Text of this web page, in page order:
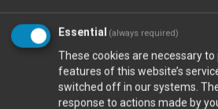
κατασκευή του νέου
Βασιλικό το οποίο, σύμφωνα με
Υπουργείο, θα αρχίσει τη
ωστόσο υπάρχουν σοβαρές
χρόνο της κατασκευής του. Ο κ
ανέφερε πως ενώ καθυστερεί η
Essential (always required)
These cookies are necessary
features of this website’s
switched off in our systems.
response to actions made by